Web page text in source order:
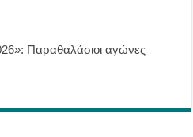
Παραθαλάσιοι αγώνες